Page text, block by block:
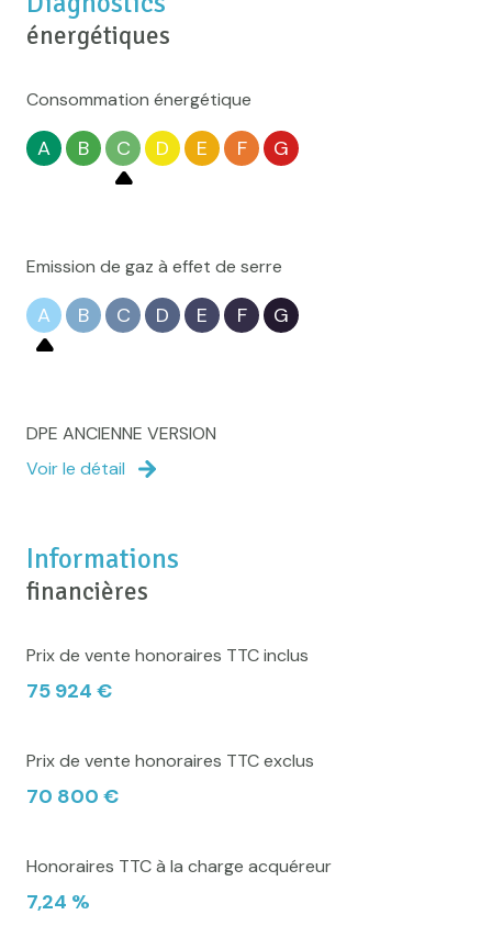
énergétiques
Consommation énergétique
A B C D E F G
Emission de gaz à effet de serre
A B C D E F G
DPE ANCIENNE VERSION
Voir le détail
Informations
financières
Prix de vente honoraires TTC inclus
75 924 €
Prix de vente honoraires TTC exclus
70 800 €
Honoraires TTC à la charge acquéreur
7,24 %